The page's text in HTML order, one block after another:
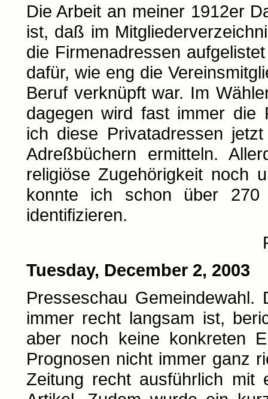
Die Arbeit an meiner 1912er
ist, daß im
die Firmenadressen
dafür, wie eng die
Beruf verknüpft war. Im
dagegen wird fast immer die
ich diese Privatadressen
Adreßbüchern ermitteln.
religiöse Zugehörigkeit
konnte ich schon über 270
identifizieren.
Tuesday, December 2, 2003
Presseschau
immer recht langsam ist,
aber noch keine konkreten
Prognosen nicht immer ganz
Zeitung recht ausführlich mit